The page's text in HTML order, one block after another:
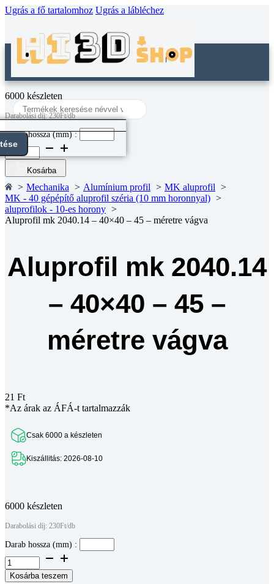
Ugrás a fő tartalomhoz Ugrás a lábléchez
Search
...
6000 készleten
Darabolási díj: 230Ft/db
Darab hossza (mm) :
Aluprofil
mk
2040.14
-
40x40
-
45
-
mennyiség
Kosárba
Mechanika Alumínium profil
MK aluprofil
MK - 40 gépépítő aluprofil széria (10 mm horonnyal)
aluprofilok - 10-es horony
Aluprofil mk 2040.14 – 40×40 – 45 – méretre vágva
Aluprofil mk 2040.14
– 40×40 – 45 –
méretre vágva
21 Ft
*Az árak az ÁFÁ-t tartalmazzák
Csak 6000 a készleten
Kiszállitás: 2026-08-10
6000 készleten
Darabolási díj: 230Ft/db
Darab hossza (mm) :
Aluprofil
mk
2040.14
Kosárba teszem